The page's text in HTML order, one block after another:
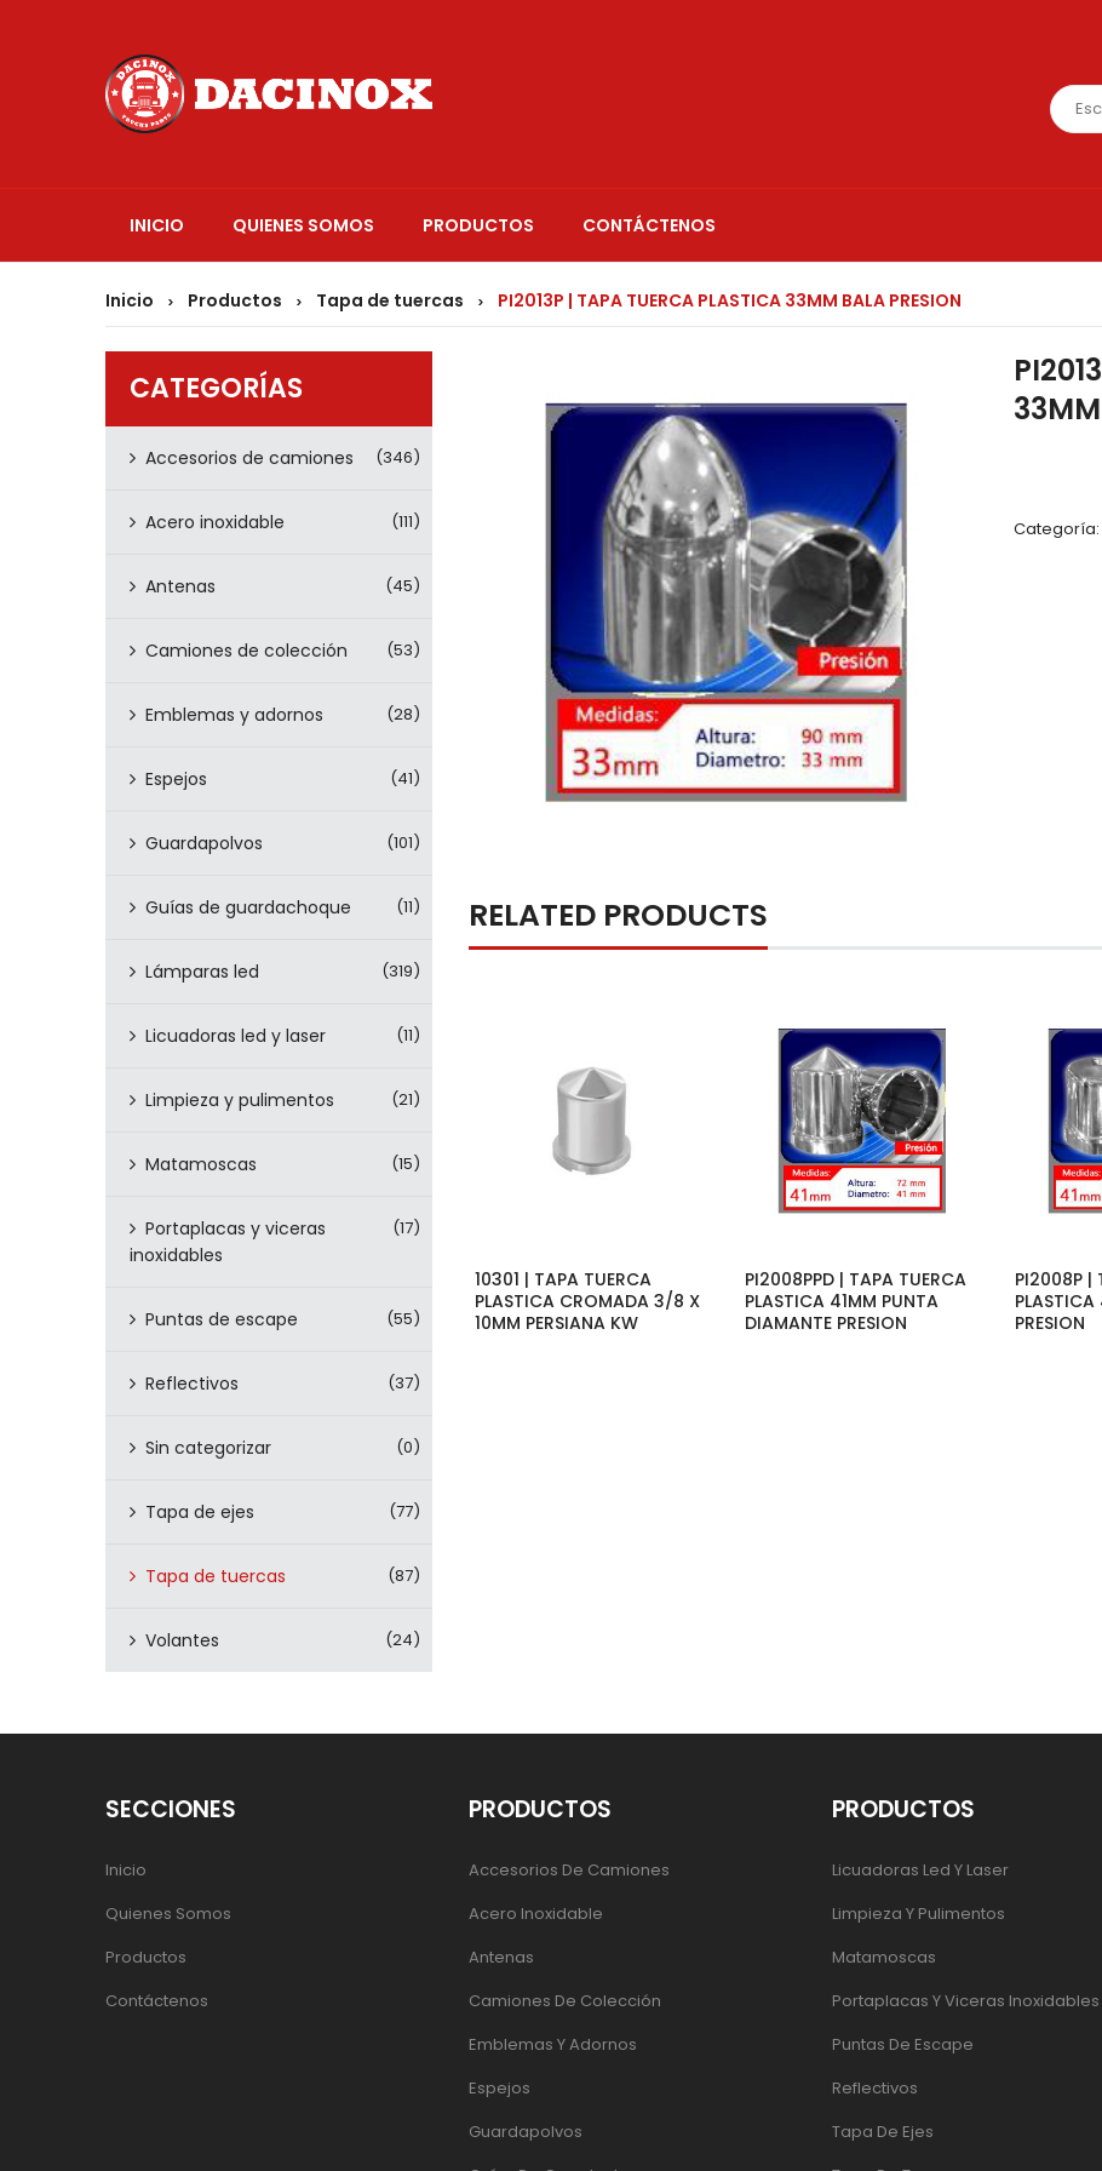
INICIO QUIENES SOMOS PRODUCTOS CONTÁCTENOS
Inicio > Productos > Tapa de tuercas > PI2013P | TAPA TUERCA PLASTICA 33MM BALA PRESION
CATEGORÍAS
Accesorios de camiones (346)
Acero inoxidable (111)
Antenas (45)
Camiones de colección (53)
Emblemas y adornos (28)
Espejos (41)
Guardapolvos (101)
Guías de guardachoque (11)
Lámparas led (319)
Licuadoras led y laser (11)
Limpieza y pulimentos (21)
Matamoscas (15)
Portaplacas y viceras
inoxidables
(17)
Puntas de escape (55)
Reflectivos (37)
Sin categorizar (0)
Tapa de ejes (77)
Tapa de tuercas (87)
Volantes (24)
Categoría:
RELATED PRODUCTS
10301 | TAPA TUERCA
PLASTICA CROMADA 3/8 X
10MM PERSIANA KW
PI2008PPD | TAPA TUERCA
PLASTICA 41MM PUNTA
DIAMANTE PRESION
PI2008P |
PLASTICA
PRESION
SECCIONES
Inicio
Quienes Somos
Productos
Contáctenos
PRODUCTOS
Accesorios De Camiones
Acero Inoxidable
Antenas
Camiones De Colección
Emblemas Y Adornos
Espejos
Guardapolvos
PRODUCTOS
Licuadoras Led Y Laser
Limpieza Y Pulimentos
Matamoscas
Portaplacas Y Viceras Inoxidables
Puntas De Escape
Reflectivos
Tapa De Ejes